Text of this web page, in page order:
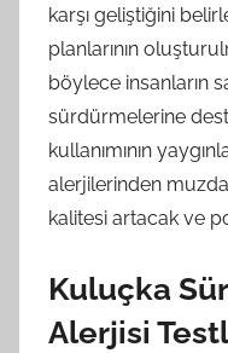
karşı geliştiğini
planlarının
böylece insanların
sürdürmelerine
kullanımının
alerjilerinden
kalitesi artacak ve
Kuluçka
Alerjisi